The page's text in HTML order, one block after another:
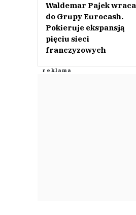
0
0
Waldemar Pajek wraca
do Grupy Eurocash.
Pokieruje ekspansją
pięciu sieci
franczyzowych